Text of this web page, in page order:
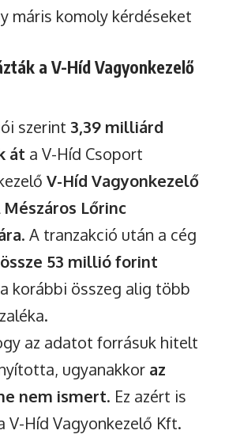
máris komoly kérdéseket
a V-Híd Vagyonkezelő
szerint 3,39 milliárd
át a V-Híd Csoport
V-Híd Vagyonkezelő
Mészáros Lőrinc
. A tranzakció után a cég
53 millió forint
korábbi összeg alig több
az adatot forrásuk hitelt
ugyanakkor az
nem ismert. Ez azért is
V-Híd Vagyonkezelő Kft.